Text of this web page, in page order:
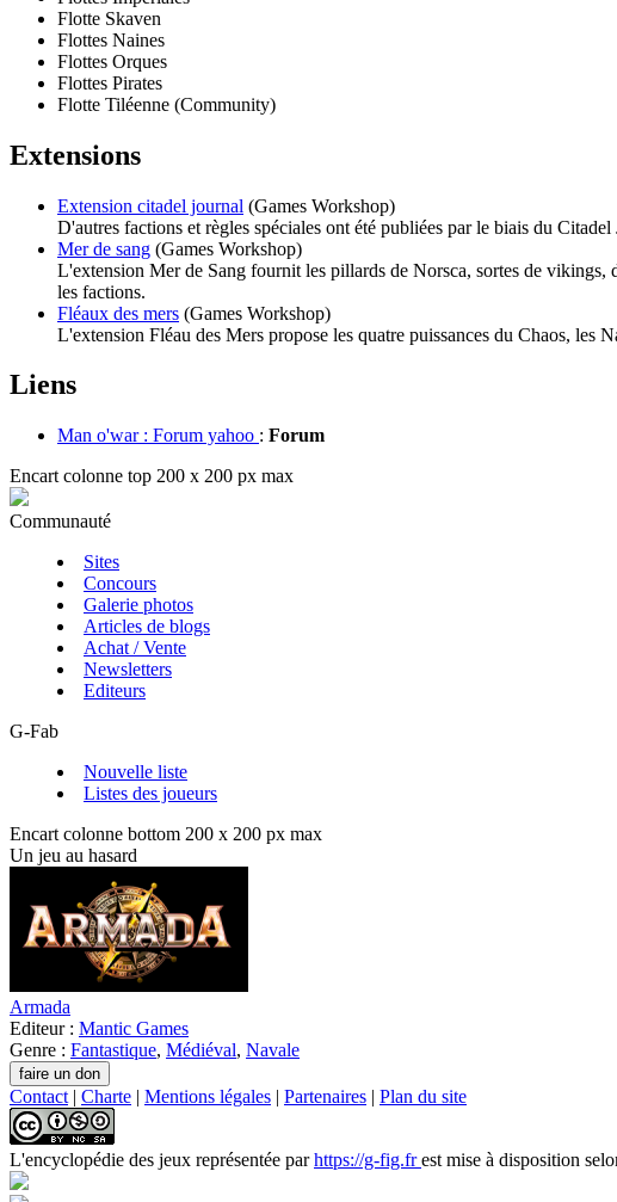
Flotte Skaven
Flottes Naines
Flottes Orques
Flottes Pirates
Flotte Tiléenne (Community)
Extensions
Extension citadel journal (Games Workshop)
D'autres factions et règles spéciales ont été publiées par le biais du
Mer de sang (Games Workshop)
L'extension Mer de Sang fournit les pillards de Norsca, sortes de vikings,
les factions.
Fléaux des mers (Games Workshop)
L'extension Fléau des Mers propose les quatre puissances du Chaos, les
Liens
Man o'war : Forum yahoo : Forum
Encart colonne top 200 x 200 px max
Communauté
Sites
Concours
Galerie photos
Articles de blogs
Achat / Vente
Newsletters
Editeurs
G-Fab
Nouvelle liste
Listes des joueurs
Encart colonne bottom 200 x 200 px max
Un jeu au hasard
Armada
Editeur : Mantic Games
Genre : Fantastique, Médiéval, Navale
Contact | Charte | Mentions légales | Partenaires | Plan du site
L'encyclopédie des jeux représentée parhttps://g-fig.frest mise à disposition